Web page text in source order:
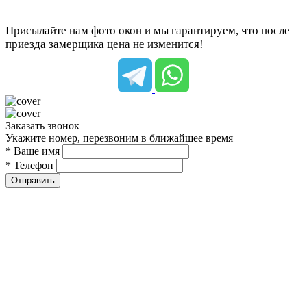
Присылайте нам фото окон и мы гарантируем, что после
приезда замерщика цена не изменится!
Заказать звонок
Укажите номер, перезвоним в ближайшее время
* Ваше имя
* Телефон
Отправить